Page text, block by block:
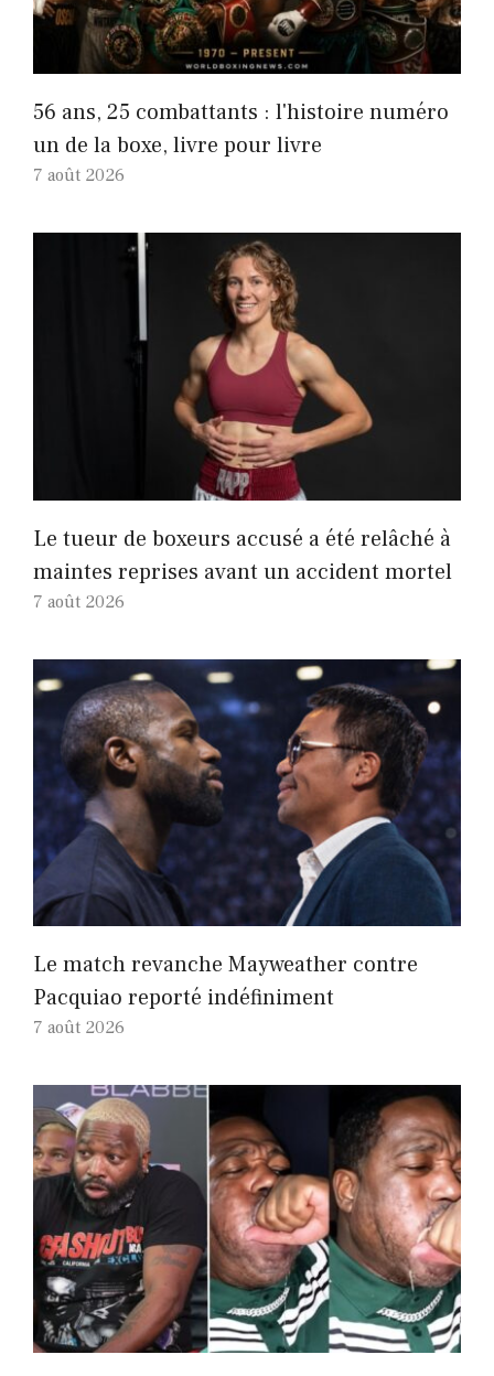
56 ans, 25 combattants : l'histoire numéro
un de la boxe, livre pour livre
7 août 2026
Le tueur de boxeurs accusé a été relâché à
maintes reprises avant un accident mortel
7 août 2026
Le match revanche Mayweather contre
Pacquiao reporté indéfiniment
7 août 2026